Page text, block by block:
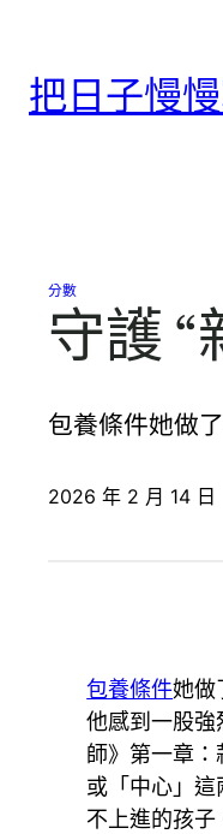
把日子慢
分數
守護
包養條件她做
2026 年 2 月 14 日
包養條件她做
他感到一股
師》第一章
或「中心」
不上進的孩